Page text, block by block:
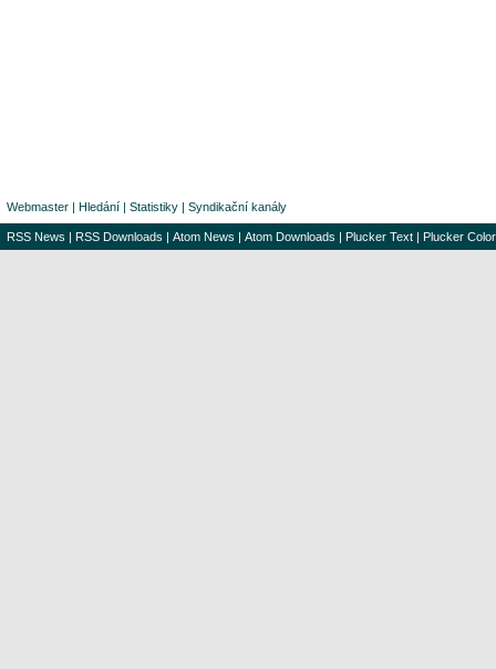
Webmaster | Hledání | Statistiky | Syndikační kanály
RSS News | RSS Downloads | Atom News | Atom Downloads | Plucker Text | Plucker Color